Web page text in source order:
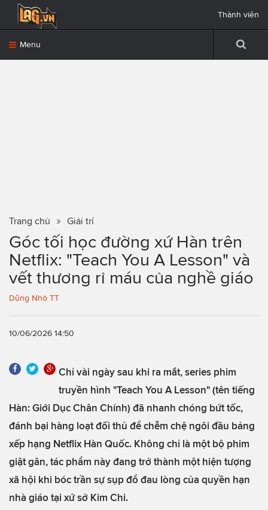
Menu
Thành viên
Trang chủ Giải trí
Góc tối học đường xứ Hàn trên
Netflix: "Teach You A Lesson" và
vết thương rỉ máu của nghề giáo
Dũng Nhỏ TT
10/06/2026 14:50
Chỉ vài ngày sau khi ra mắt, series phim
truyền hình "Teach You A Lesson" (tên tiếng
Hàn: Giới Dục Chân Chính) đã nhanh chóng bứt tốc,
đánh bại hàng loạt đối thủ để chễm chệ ngôi đầu bảng
xếp hạng Netflix Hàn Quốc. Không chỉ là một bộ phim
giật gân, tác phẩm này đang trở thành một hiện tượng
xã hội khi bóc trần sự sụp đổ đau lòng của quyền hạn
nhà giáo tại xứ sở Kim Chi.